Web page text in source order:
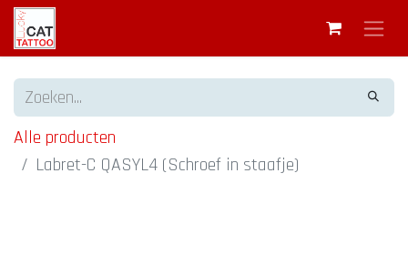
Alle producten
Labret-C QASYL4 (Schroef in staafje)